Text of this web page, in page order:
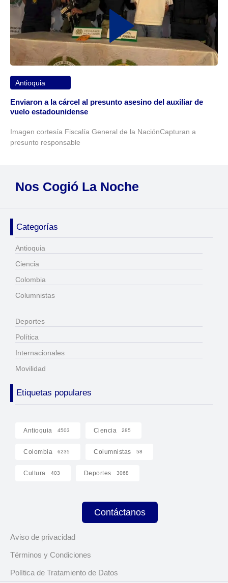
Antioquia
Enviaron a la cárcel al presunto asesino del auxiliar de
vuelo estadounidense
Imagen cortesía Fiscalía General de la NaciónCapturan a
presunto responsable
Nos Cogió La Noche
Categorías
Antioquia
Ciencia
Colombia
Columnistas
Deportes
Política
Internacionales
Movilidad
Etiquetas populares
Antioquia 4503 Ciencia 285
Colombia 6235 Columnistas 58
Cultura 403 Deportes 3068
Contáctanos
Aviso de privacidad
Términos y Condiciones
Política de Tratamiento de Datos